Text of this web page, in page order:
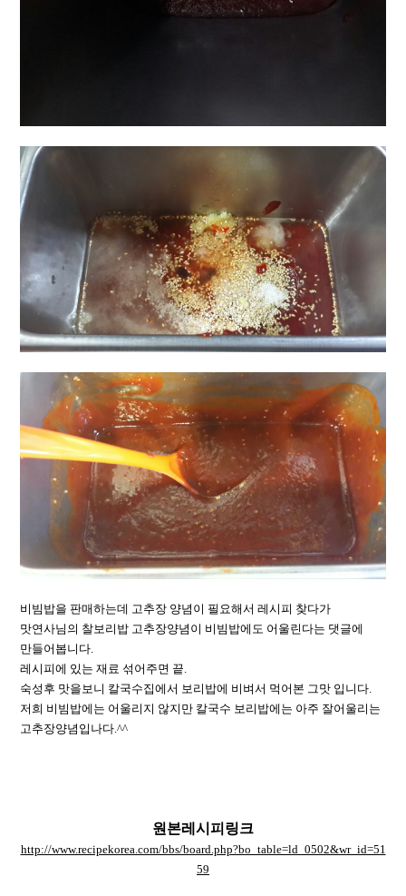
비빔밥을 판매하는데 고추장 양념이 필요해서 레시피 찾다가
맛연사님의 찰보리밥 고추장양념이 비빔밥에도 어울린다는 댓글에
만들어봅니다.
레시피에 있는 재료 섞어주면 끝.
숙성후 맛을보니 칼국수집에서 보리밥에 비벼서 먹어본 그맛 입니다.
저희 비빔밥에는 어울리지 않지만 칼국수 보리밥에는 아주 잘어울리는
고추장양념입나다.^^
원본레시피링크
http://www.recipekorea.com/bbs/board.php?bo_table=ld_0502&wr_id=51
59